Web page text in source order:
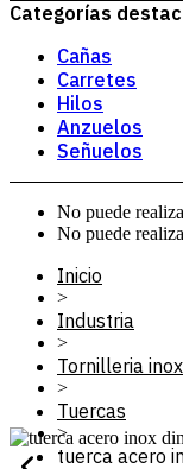
Categorías
Cañas
Carretes
Hilos
Anzuelos
Señuelos
No puede
No puede
Inicio
>
Industria
>
Tornilleria inox
>
Tuercas
>
tuerca acero